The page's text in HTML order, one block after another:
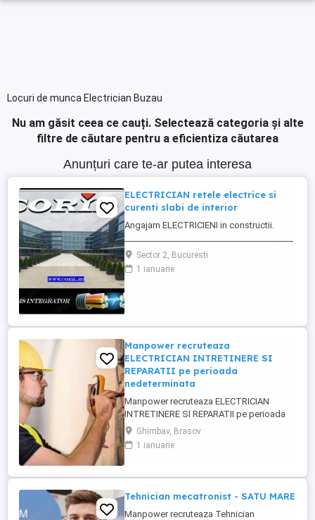
Locuri de munca Electrician Buzau
Nu am găsit ceea ce cauți. Selectează categoria și alte
filtre de căutare pentru a eficientiza căutarea
Anunțuri care te-ar putea interesa
ELECTRICIAN retele electrice si
curenti slabi de interior
Angajam ELECTRICIENI in constructii.
Daca sti ca ai calificare si experienta in
executia si punerea in functiune de
instalatii electrice de joasa tensiune; Ai
Sector 2, Bucuresti
1 ianuarie
Manpower recruteaza
ELECTRICIAN INTRETINERE SI
REPARATII pe perioada
nedeterminata
Manpower recruteaza ELECTRICIAN
INTRETINERE SI REPARATII pe perioada
nedeterminata pentru o companie din
Ghimbav conform urmatoarelor cerinte: -
experienta anterioara in intretinere si
calificare ca electrician; - abilitati excelente
de diagnosticare si rezolvare ...
Ghimbav, Brasov
1 ianuarie
Tehnician mecatronist - SATU MARE
Manpower recruteaza Tehnician